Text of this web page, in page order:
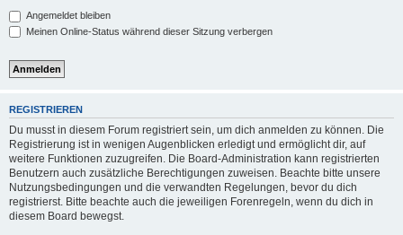
Angemeldet bleiben
Meinen Online-Status während dieser Sitzung verbergen
REGISTRIEREN
Du musst in diesem Forum registriert sein, um dich anmelden zu können. Die
Registrierung ist in wenigen Augenblicken erledigt und ermöglicht dir, auf
weitere Funktionen zuzugreifen. Die Board-Administration kann registrierten
Benutzern auch zusätzliche Berechtigungen zuweisen. Beachte bitte unsere
Nutzungsbedingungen und die verwandten Regelungen, bevor du dich
registrierst. Bitte beachte auch die jeweiligen Forenregeln, wenn du dich in
diesem Board bewegst.